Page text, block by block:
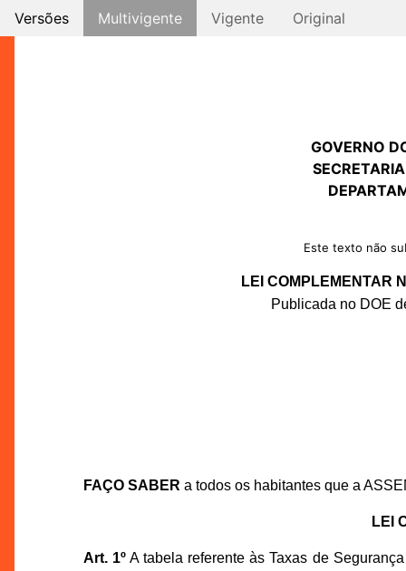
Versões Multivigente Vigente Original
GOVERNO
Este texto não
LEI COMPLEMENTAR
Publicada no DOE
FAÇO SABER a todos os habitantes que a
LEI
Art. 1ºA tabela referente às Taxas de